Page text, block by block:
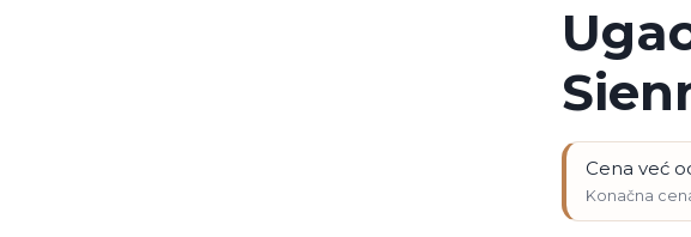
Cena već